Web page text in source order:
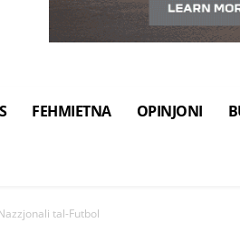
FEHMIETNA OPINJONI
tal-Futbol